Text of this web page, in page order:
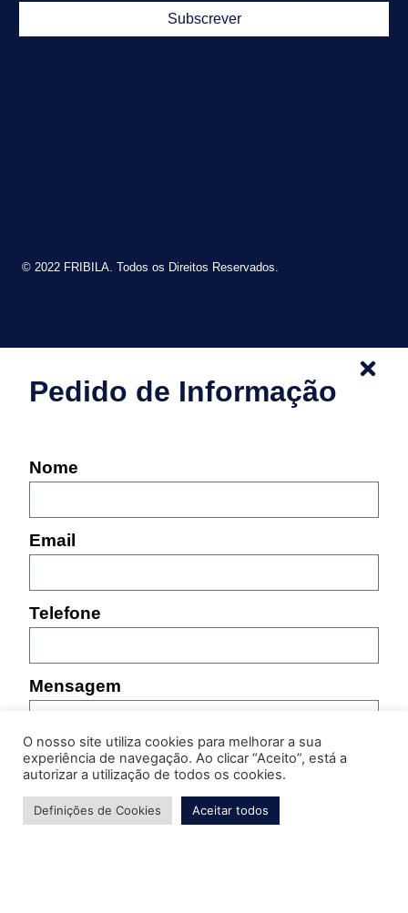
Subscrever
© 2022 FRIBILA. Todos os Direitos Reservados.
O nosso site utiliza cookies para melhorar a sua
experiência de navegação. Ao clicar “Aceito”, está a
autorizar a utilização de todos os cookies.
Definições de Cookies Aceitar todos
Pedido de Informação
Nome
Email
Telefone
Mensagem
Por favor, indique as características do produto sobre